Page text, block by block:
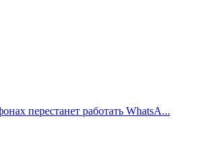
перестанет работать WhatsA...